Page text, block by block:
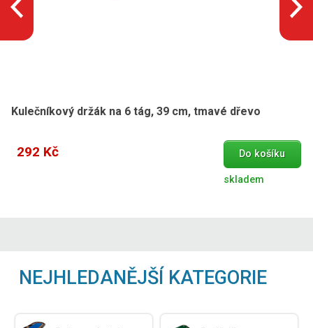
Kulečníkový držák na 6 tág, 39 cm, tmavé dřevo
292 Kč Do košíku
skladem
NEJHLEDANĚJŠÍ KATEGORIE